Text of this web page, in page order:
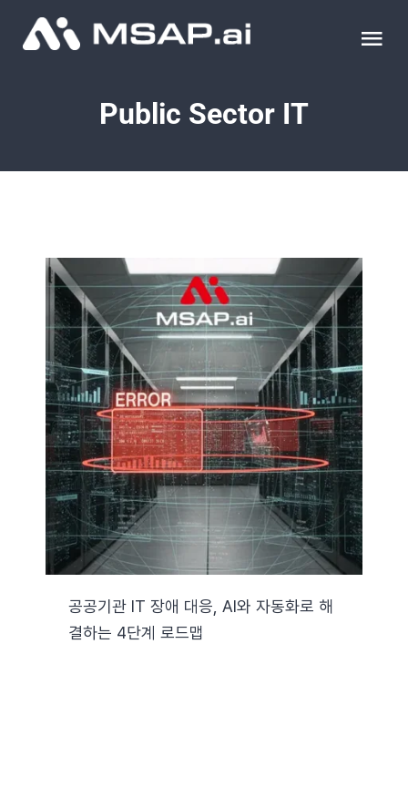
조달물품
교육
이벤트 & 세미나
블로그
자료실
기술지원
Search
Public Sector IT
공공기관 IT 장애 대응, AI와 자동화로 해
결하는 4단계 로드맵